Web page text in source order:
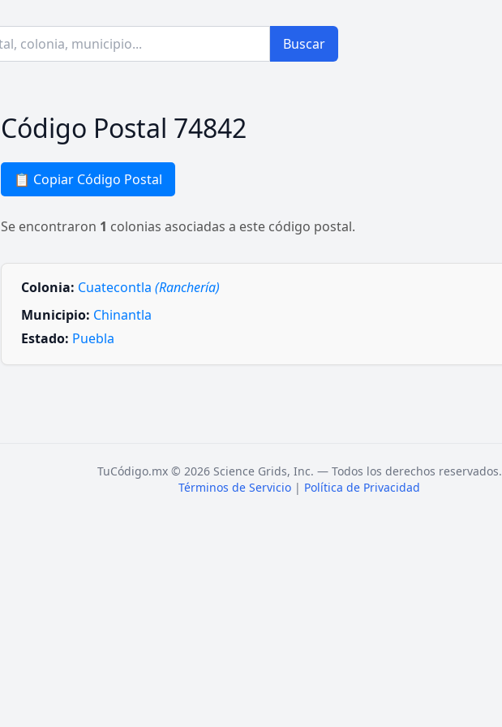
Buscar
Código Postal 74842
📋 Copiar Código Postal
Se encontraron 1 colonias asociadas a este código postal.
Colonia: Cuatecontla (Ranchería)
Municipio: Chinantla
Estado: Puebla
TuCódigo.mx © 2026 Science Grids, Inc. — Todos los derechos reservados.
Términos de Servicio | Política de Privacidad